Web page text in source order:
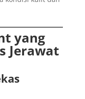
yang
Jerawat